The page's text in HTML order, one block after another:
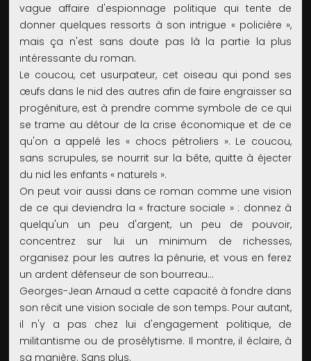
vague affaire d'espionnage politique qui tente de
donner quelques ressorts à son intrigue « policière »,
mais ça n'est sans doute pas là la partie la plus
intéressante du roman.
Le coucou, cet usurpateur, cet oiseau qui pond ses
œufs dans le nid des autres afin de faire engraisser sa
progéniture, est à prendre comme symbole de ce qui
se trame au détour de la crise économique et de ce
qu'on a appelé les « chocs pétroliers ». Le coucou,
sans scrupules, se nourrit sur la bête, quitte à éjecter
du nid les enfants « naturels ».
On peut voir aussi dans ce roman comme une vision
de ce qui deviendra la « fracture sociale » : donnez à
quelqu'un un peu d'argent, un peu de pouvoir,
concentrez sur lui un minimum de richesses,
organisez pour les autres la pénurie, et vous en ferez
un ardent défenseur de son bourreau…
Georges-Jean Arnaud a cette capacité à fondre dans
son récit une vision sociale de son temps. Pour autant,
il n'y a pas chez lui d'engagement politique, de
militantisme ou de prosélytisme. Il montre, il éclaire, à
sa manière. Sans plus.